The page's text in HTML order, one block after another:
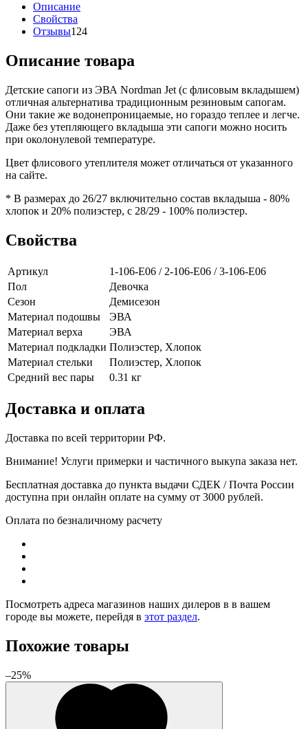
Описание
Свойства
Отзывы124
Описание товара
Детские сапоги из ЭВА Nordman Jet (с флисовым вкладышем)
отличная альтернатива традиционным резиновым сапогам.
Они такие же водонепроницаемые, но гораздо теплее и легче.
Даже без утепляющего вкладыша эти сапоги можно носить
при околонулевой температуре.
Цвет флисового утеплителя может отличаться от указанного
на сайте.
* В размерах до 26/27 включительно состав вкладыша - 80%
хлопок и 20% полиэстер, с 28/29 - 100% полиэстер.
Свойства
Артикул
1-106-E06 / 2-106-E06 / 3-106-E06
Пол
Девочка
Сезон
Демисезон
Материал подошвы
ЭВА
Материал верха
ЭВА
Материал подкладки Полиэстер, Хлопок
Материал стельки
Полиэстер, Хлопок
Средний вес пары
0.31 кг
Доставка и оплата
Доставка по всей территории РФ.
Внимание! Услуги примерки и частичного выкупа заказа нет.
Бесплатная доставка до пункта выдачи СДЕК / Почта России
доступна при онлайн оплате на сумму от 3000 рублей.
Оплата по безналичному расчету
Посмотреть адреса магазинов наших дилеров в в вашем
городе вы можете, перейдя в этот раздел.
Похожие товары
–25%